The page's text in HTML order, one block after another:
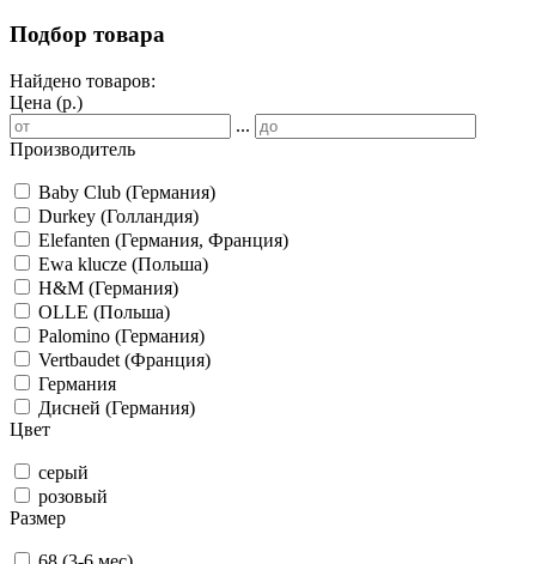
Подбор товара
Найдено товаров:
Цена (р.)
...
Производитель
Baby Club (Германия)
Durkey (Голландия)
Elefanten (Германия, Франция)
Ewa klucze (Польша)
H&M (Германия)
OLLE (Польша)
Palomino (Германия)
Vertbaudet (Франция)
Германия
Дисней (Германия)
Цвет
серый
розовый
Размер